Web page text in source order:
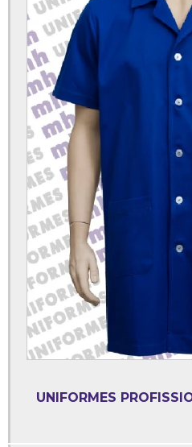
Camisa de uniforme gola polo
Camisa de uniforme polo
Camisa de uniforme social feminina
Camisa social masculina manga curta
Colete social feminino uniforme
Confecção de uniformes escolares
Confecção de uniformes hospitalares
Confecção de uniformes são paulo
Confecção de uniformes sp
Conjunto babá
Conjunto copeira
Conjunto operacional
Dolmã feminino manga curta
UNIFORMES